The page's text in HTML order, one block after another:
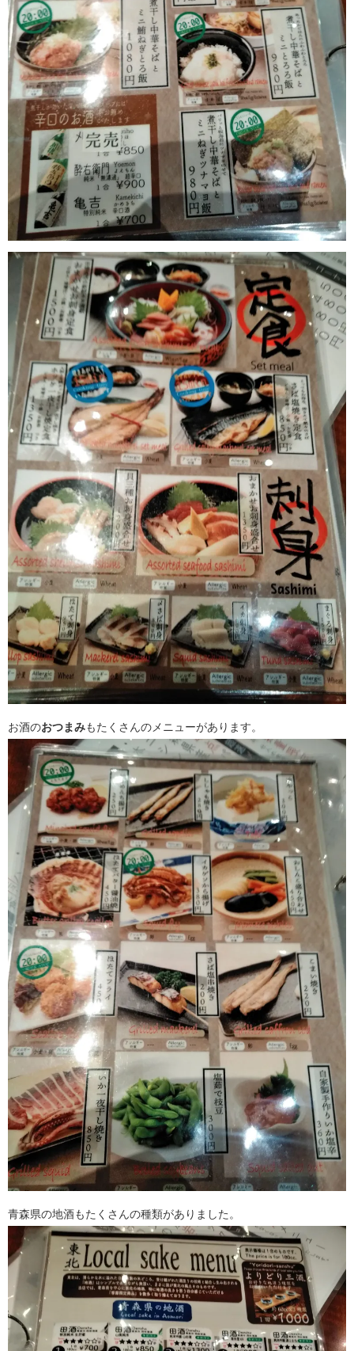
お酒のおつまみもたくさんのメニューがあります。
青森県の地酒もたくさんの種類がありました。